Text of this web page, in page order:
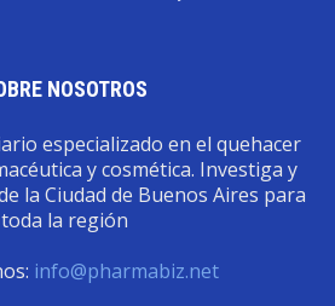
NOSOTROS
especializado en el quehacer
y cosmética. Investiga y
la Ciudad de Buenos Aires para
toda la región
info@pharmabiz.net